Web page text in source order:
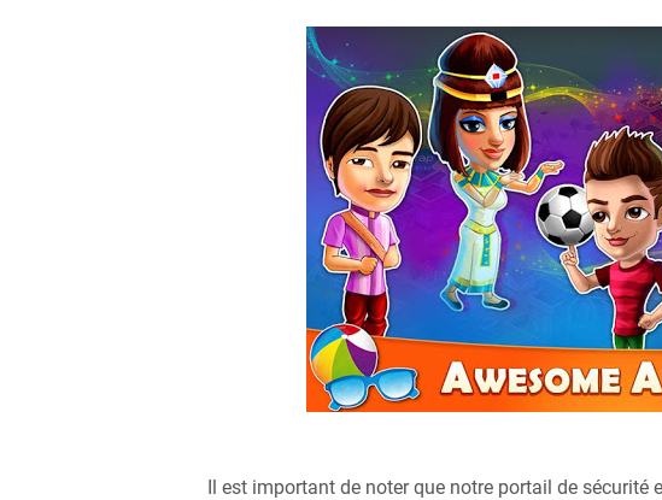
Il est important de noter que notre portail de sécurité